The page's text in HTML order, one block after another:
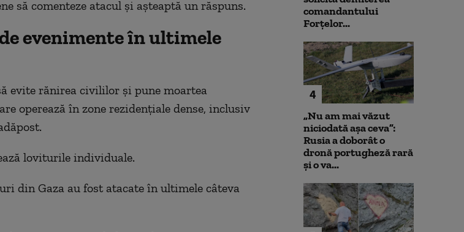
să comenteze atacul și așteaptă un răspuns.
evenimente în ultimele
evite rănirea civililor și pune moartea
operează în zone rezidențiale dense, inclusiv
loviturile individuale.
din Gaza au fost atacate în ultimele câteva
comandantului
Forțelor...
4
„Nu am mai văzut
niciodată așa ceva”:
Rusia a doborât o
dronă portugheză rară
și o va...